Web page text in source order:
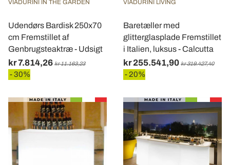
VIADURINI IN THE GARDEN
Udendørs Bardisk 250x70
cm Fremstillet af
Genbrugsteaktræ - Udsigt
kr 7.814,26 kr 11.163,23
- 30%
VIADURINI LIVING
Baretæller med
glitterglasplade Fremstillet
i Italien, luksus - Calcutta
kr 255.541,90 kr 319.427,40
- 20%